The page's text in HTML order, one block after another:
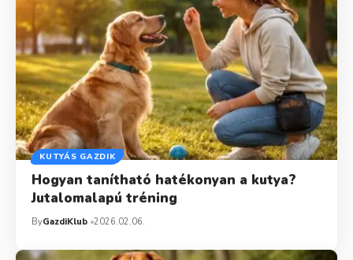
KUTYÁS GAZDIK
Hogyan tanítható hatékonyan a kutya?
Jutalomalapú tréning
ByGazdiKlub 2026.02.06.